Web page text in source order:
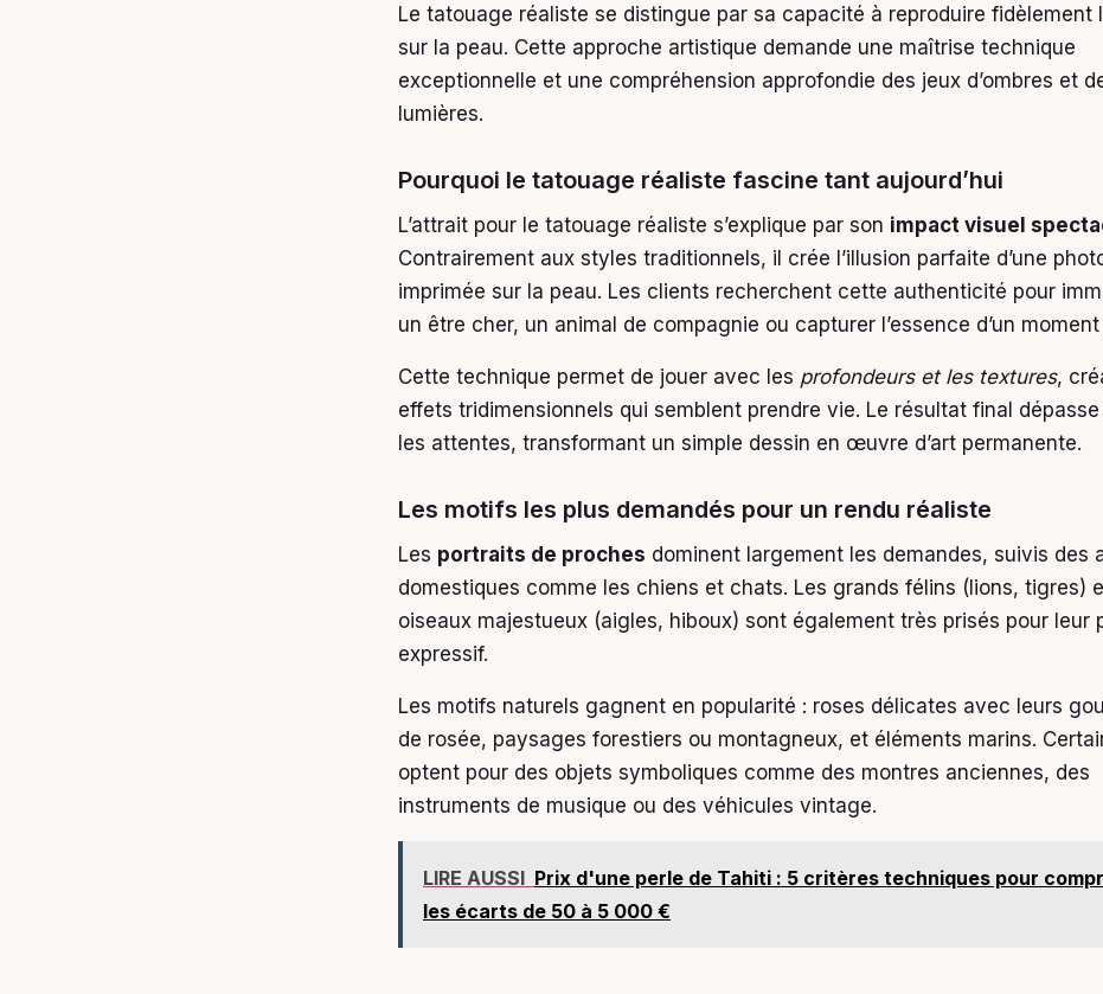
Le tatouage réaliste se distingue par sa capacité à reproduire fidèlement
sur la peau. Cette approche artistique demande une maîtrise technique
exceptionnelle et une compréhension approfondie des jeux d’ombres et
lumières.
Pourquoi le tatouage réaliste fascine tant aujourd’hui
L’attrait pour le tatouage réaliste s’explique par son impact visuel
Contrairement aux styles traditionnels, il crée l’illusion parfaite d’une
imprimée sur la peau. Les clients recherchent cette authenticité pour
un être cher, un animal de compagnie ou capturer l’essence d’un
Cette technique permet de jouer avec les profondeurs et les textures,
effets tridimensionnels qui semblent prendre vie. Le résultat final
les attentes, transformant un simple dessin en œuvre d’art permanente.
Les motifs les plus demandés pour un rendu réaliste
Les portraits de proches dominent largement les demandes, suivis des
domestiques comme les chiens et chats. Les grands félins (lions, tigres)
oiseaux majestueux (aigles, hiboux) sont également très prisés pour leur
expressif.
Les motifs naturels gagnent en popularité : roses délicates avec leurs
de rosée, paysages forestiers ou montagneux, et éléments marins.
optent pour des objets symboliques comme des montres anciennes, des
instruments de musique ou des véhicules vintage.
LIRE AUSSI Prix d'une perle de Tahiti : 5 critères techniques pour
les écarts de 50 à 5 000 €